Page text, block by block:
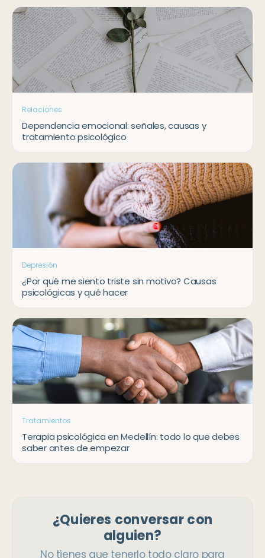
Relaciones
Dependencia emocional: señales, causas y
tratamiento psicológico
Depresión
¿Por qué me siento triste sin motivo? Causas
psicológicas y qué hacer
Tratamientos
Terapia psicológica en Medellín: todo lo que debes
saber antes de empezar
¿Quieres conversar con
alguien?
No tienes que tenerlo todo claro para